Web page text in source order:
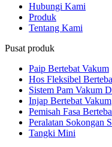
Hubungi Kami
Produk
Tentang Kami
Pusat produk
Paip Bertebat Vakum
Hos Fleksibel
Sistem Pam Vakum
Injap Bertebat Vakum
Pemisah Fasa
Peralatan Sokongan
Tangki Mini